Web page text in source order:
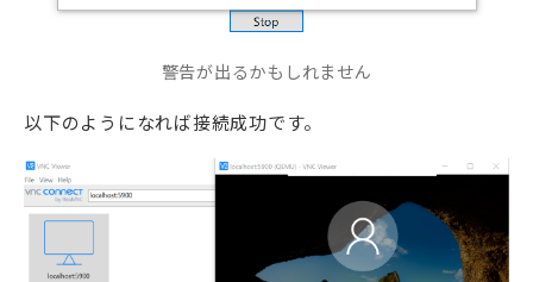
警告が出るかもしれません
以下のようになれば接続成功です。